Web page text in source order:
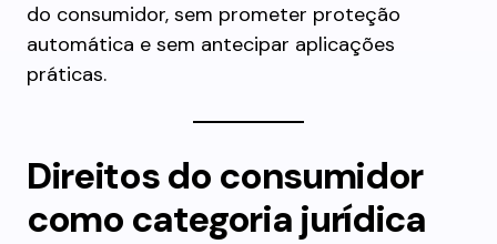
do consumidor, sem prometer proteção
automática e sem antecipar aplicações
práticas.
Direitos do consumidor
como categoria jurídica